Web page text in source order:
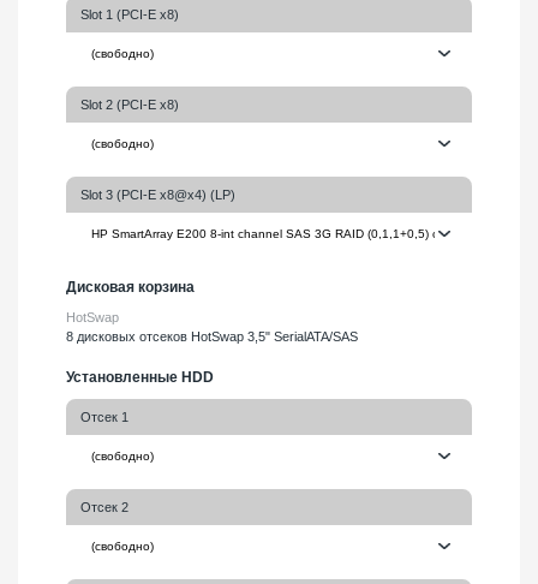
Slot 1 (PCI-E x8)
Slot 2 (PCI-E x8)
Slot 3 (PCI-E x8@x4) (LP)
Дисковая корзина
HotSwap
8 дисковых отсеков HotSwap 3,5" SerialATA/SAS
Установленные HDD
Отсек 1
Отсек 2